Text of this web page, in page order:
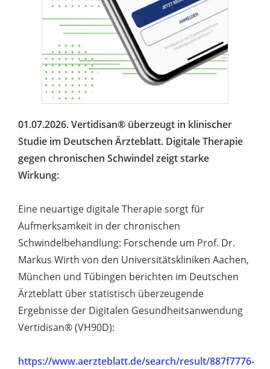
01.07.2026. Vertidisan® überzeugt in klinischer
Studie im Deutschen Ärzteblatt. Digitale Therapie
gegen chronischen Schwindel zeigt starke
Wirkung:
Eine neuartige digitale Therapie sorgt für
Aufmerksamkeit in der chronischen
Schwindelbehandlung: Forschende um Prof. Dr.
Markus Wirth von den Universitätskliniken Aachen,
München und Tübingen berichten im Deutschen
Ärzteblatt über statistisch überzeugende
Ergebnisse der Digitalen Gesundheitsanwendung
Vertidisan® (VH90D):
https://www.aerzteblatt.de/search/result/887f7776-